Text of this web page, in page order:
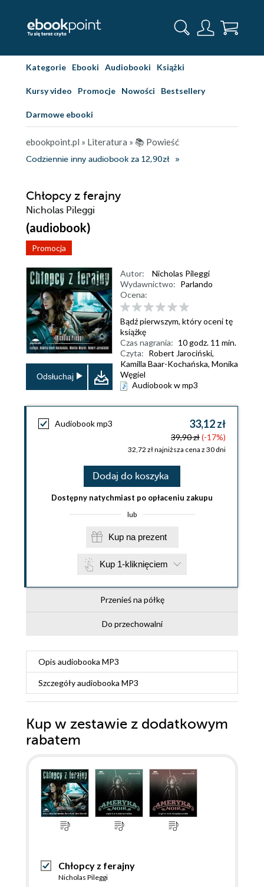
Kategorie Ebooki Audiobooki Książki
Kursy video Promocje Nowości Bestsellery
Darmowe ebooki
ebookpoint.pl » Literatura » 📚 Powieść
Codziennie inny audiobook za 12,90zł
Chłopcy z ferajny
Nicholas Pileggi
(audiobook)
Promocja
Odsłuchaj
Autor:
Nicholas Pileggi
Wydawnictwo: Parlando
Ocena:
Bądź pierwszym, który oceni tę
książkę
Czas nagrania: 10 godz. 11 min.
Czyta: Robert Jarociński,
Kamilla Baar-Kochańska, Monika
Węgiel
Audiobook w mp3
Audiobook mp3 33,12 zł
39,90 zł(-17%)
32,72 zł najniższa cena z 30 dni
Dodaj do koszyka
Dostępny natychmiast po opłaceniu zakupu
lub
Kup na prezent
Kup 1-kliknięciem
Przenieś na półkę
Do przechowalni
Opis audiobooka MP3
Szczegółyaudiobooka MP3
Kup w zestawie z dodatkowym
rabatem
Chłopcy z ferajny
Nicholas Pileggi